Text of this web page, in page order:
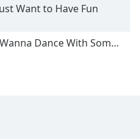
Want to Have Fun
Dance With Somebody